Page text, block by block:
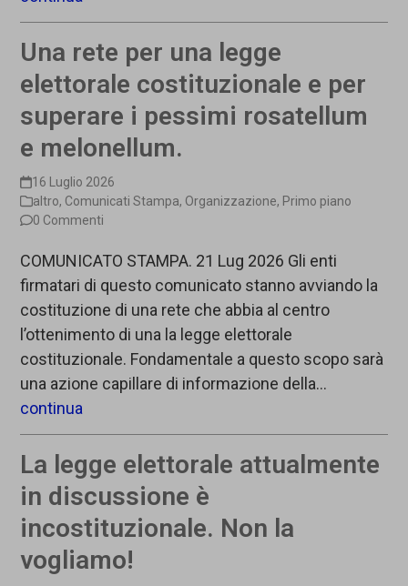
Una rete per una legge
elettorale costituzionale e per
superare i pessimi rosatellum
e melonellum.
16 Luglio 2026
altro, Comunicati Stampa, Organizzazione, Primo piano
0 Commenti
COMUNICATO STAMPA. 21 Lug 2026 Gli enti
firmatari di questo comunicato stanno avviando la
costituzione di una rete che abbia al centro
l’ottenimento di una la legge elettorale
costituzionale. Fondamentale a questo scopo sarà
una azione capillare di informazione della…
continua
La legge elettorale attualmente
in discussione è
incostituzionale. Non la
vogliamo!